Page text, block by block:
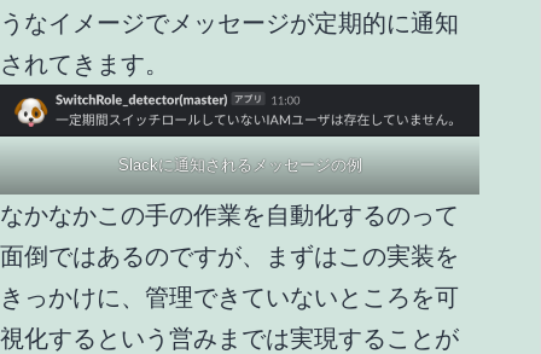
うなイメージでメッセージが定期的に通知
されてきます。
Slackに通知されるメッセージの例
なかなかこの手の作業を自動化するのって
面倒ではあるのですが、まずはこの実装を
きっかけに、管理できていないところを可
視化するという営みまでは実現することが